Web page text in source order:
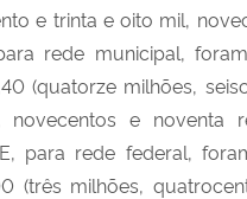
e trinta e oito mil,
rede municipal,
(quatorze milhões,
e noventa
para rede federal,
(três milhões,